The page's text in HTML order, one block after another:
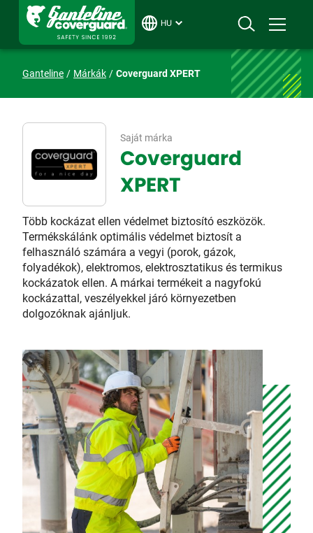
HU
Ganteline Márkák Coverguard XPERT
Saját márka
Coverguard
XPERT
Több kockázat ellen védelmet biztosító eszközök.
Termékskálánk optimális védelmet biztosít a
felhasználó számára a vegyi (porok, gázok,
folyadékok), elektromos, elektrosztatikus és termikus
kockázatok ellen. A márkai termékeit a nagyfokú
kockázattal, veszélyekkel járó környezetben
dolgozóknak ajánljuk.